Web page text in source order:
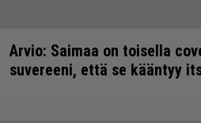
Arvio: Saimaa on toisella
suvereeni, että se kääntyy